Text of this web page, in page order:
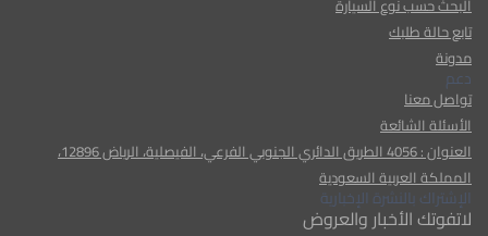
البحث حسب نوع السيارة
تابع حالة طلبك
مدونة
دعم
تواصل معنا
الأسئلة الشائعة
العنوان : 4056 الطريق الدائري الجنوبي الفرعي، الفيصلية، الرياض 12896،
المملكة العربية السعودية
الإشتراك بالنشرة الإخبارية
لاتفوتك الأخبار والعروض